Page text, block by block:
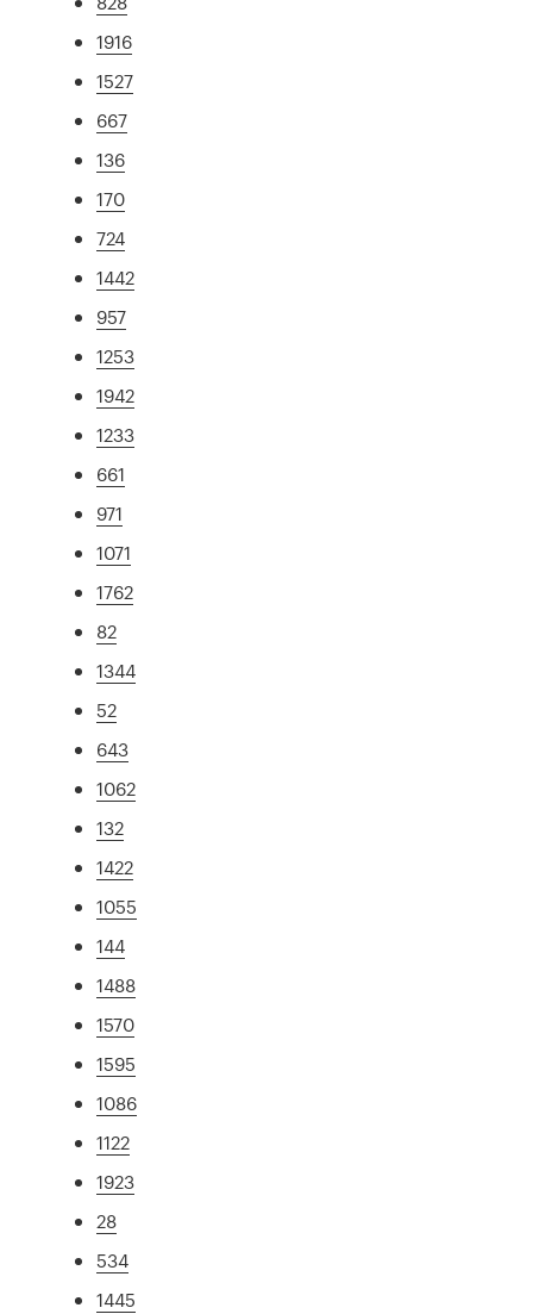
1916
1527
667
136
170
724
1442
957
1253
1942
1233
661
971
1071
1762
82
1344
52
643
1062
132
1422
1055
144
1488
1570
1595
1086
1122
1923
28
534
1445